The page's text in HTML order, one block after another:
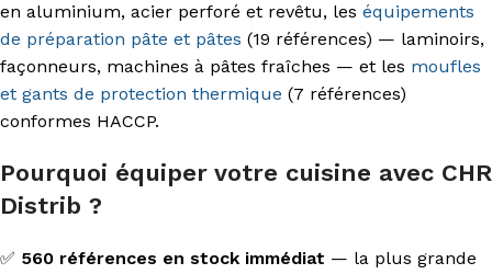
en aluminium, acier perforé et revêtu, les équipements
de préparation pâte et pâtes (19 références) — laminoirs,
façonneurs, machines à pâtes fraîches — et les moufles
et gants de protection thermique (7 références)
conformes HACCP.
Pourquoi équiper votre cuisine avec CHR
Distrib ?
✅ 560 références en stock immédiat — la plus grande